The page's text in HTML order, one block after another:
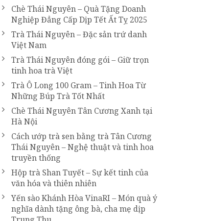
Chè Thái Nguyên – Quà Tặng Doanh
Nghiệp Đẳng Cấp Dịp Tết Ất Tỵ 2025
Trà Thái Nguyên – Đặc sản trứ danh
Việt Nam
Trà Thái Nguyên đóng gói – Giữ trọn
tinh hoa trà Việt
Trà Ô Long 100 Gram – Tinh Hoa Từ
Những Búp Trà Tốt Nhất
Chè Thái Nguyên Tân Cương Xanh tại
Hà Nội
Cách ướp trà sen bằng trà Tân Cương
Thái Nguyên – Nghệ thuật và tinh hoa
truyền thống
Hộp trà Shan Tuyết – Sự kết tinh của
văn hóa và thiên nhiên
Yến sào Khánh Hòa VinaRI – Món quà ý
nghĩa dành tặng ông bà, cha mẹ dịp